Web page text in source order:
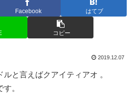
Facebook はてブ
コピー
2019.12.07
と言えばクアイティアオ 。
。